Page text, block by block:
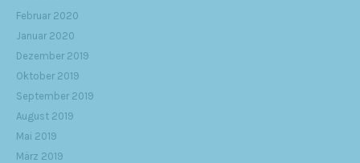
Februar 2020
Januar 2020
Dezember 2019
Oktober 2019
September 2019
August 2019
Mai 2019
März 2019